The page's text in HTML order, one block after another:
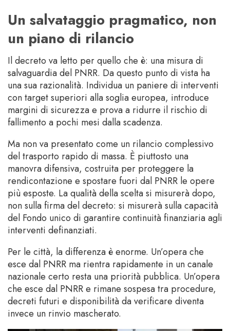
Un salvataggio pragmatico, non
un piano di rilancio
Il decreto va letto per quello che è: una misura di
salvaguardia del PNRR. Da questo punto di vista ha
una sua razionalità. Individua un paniere di interventi
con target superiori alla soglia europea, introduce
margini di sicurezza e prova a ridurre il rischio di
fallimento a pochi mesi dalla scadenza.
Ma non va presentato come un rilancio complessivo
del trasporto rapido di massa. È piuttosto una
manovra difensiva, costruita per proteggere la
rendicontazione e spostare fuori dal PNRR le opere
più esposte. La qualità della scelta si misurerà dopo,
non sulla firma del decreto: si misurerà sulla capacità
del Fondo unico di garantire continuità finanziaria agli
interventi definanziati.
Per le città, la differenza è enorme. Un’opera che
esce dal PNRR ma rientra rapidamente in un canale
nazionale certo resta una priorità pubblica. Un’opera
che esce dal PNRR e rimane sospesa tra procedure,
decreti futuri e disponibilità da verificare diventa
invece un rinvio mascherato.